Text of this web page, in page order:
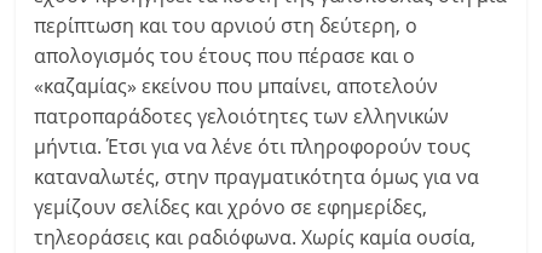
περίπτωση και του αρνιού στη δεύτερη, ο
απολογισμός του έτους που πέρασε και ο
«καζαμίας» εκείνου που μπαίνει, αποτελούν
πατροπαράδοτες γελοιότητες των ελληνικών
μήντια. Έτσι για να λένε ότι πληροφορούν τους
καταναλωτές, στην πραγματικότητα όμως για να
γεμίζουν σελίδες και χρόνο σε εφημερίδες,
τηλεοράσεις και ραδιόφωνα. Χωρίς καμία ουσία,